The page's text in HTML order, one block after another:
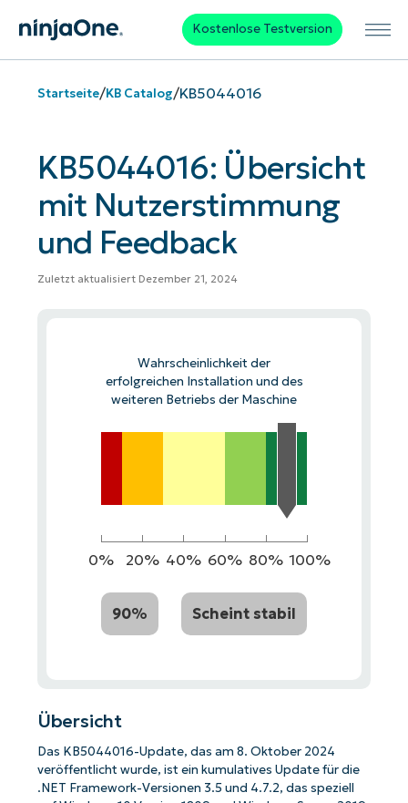
Kostenlose Testversion
Startseite/KB Catalog/KB5044016
KB5044016: Übersicht
mit Nutzerstimmung
und Feedback
Zuletzt aktualisiert Dezember 21, 2024
Wahrscheinlichkeit der
erfolgreichen Installation und des
weiteren Betriebs der Maschine
0% 20% 40% 60% 80% 100%
90% Scheint stabil
Übersicht
Das KB5044016-Update, das am 8. Oktober 2024
veröffentlicht wurde, ist ein kumulatives Update für die
.NET Framework-Versionen 3.5 und 4.7.2, das speziell